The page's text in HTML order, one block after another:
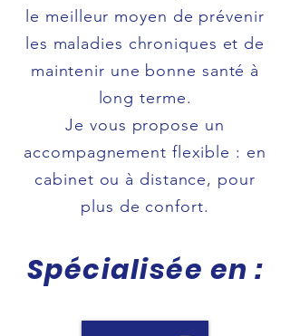
le meilleur moyen de prévenir
les maladies chroniques et de
maintenir une bonne santé à
long terme.
​Je vous propose un
accompagnement flexible : en
cabinet ou à distance, pour
plus de confort.
Spécialisée en :​​